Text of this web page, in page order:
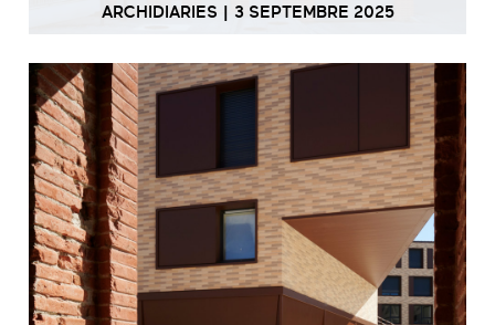
ARCHIDIARIES | 3 SEPTEMBRE 2025